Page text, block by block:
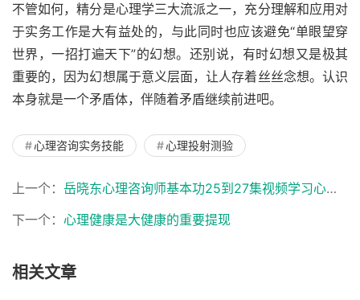
不管如何，精分是心理学三大流派之一，充分理解和应用对
于实务工作是大有益处的，与此同时也应该避免“单眼望穿
世界，一招打遍天下”的幻想。还别说，有时幻想又是极其
重要的，因为幻想属于意义层面，让人存着丝丝念想。认识
本身就是一个矛盾体，伴随着矛盾继续前进吧。
心理咨询实务技能 心理投射测验
上一个： 岳晓东心理咨询师基本功25到27集视频学习心得 心理防御机制的辨识
下一个： 心理健康是大健康的重要提现
相关文章